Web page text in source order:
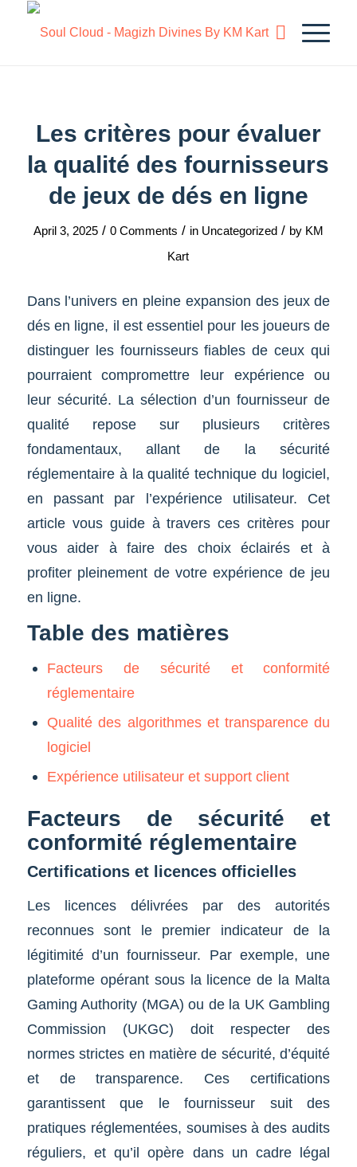
Les critères pour évaluer
la qualité des fournisseurs
de jeux de dés en ligne
April 3, 2025 / 0 Comments / in Uncategorized / by KM
Kart
Dans l’univers en pleine expansion des jeux de
dés en ligne, il est essentiel pour les joueurs de
distinguer les fournisseurs fiables de ceux qui
pourraient compromettre leur expérience ou
leur sécurité. La sélection d’un fournisseur de
qualité repose sur plusieurs critères
fondamentaux, allant de la sécurité
réglementaire à la qualité technique du logiciel,
en passant par l’expérience utilisateur. Cet
article vous guide à travers ces critères pour
vous aider à faire des choix éclairés et à
profiter pleinement de votre expérience de jeu
en ligne.
Table des matières
Facteurs de sécurité et conformité
réglementaire
Qualité des algorithmes et transparence du
logiciel
Expérience utilisateur et support client
Facteurs de sécurité et
conformité réglementaire
Certifications et licences officielles
Les licences délivrées par des autorités
reconnues sont le premier indicateur de la
légitimité d’un fournisseur. Par exemple, une
plateforme opérant sous la licence de la Malta
Gaming Authority (MGA) ou de la UK Gambling
Commission (UKGC) doit respecter des
normes strictes en matière de sécurité, d’équité
et de transparence. Ces certifications
garantissent que le fournisseur suit des
pratiques réglementées, soumises à des audits
réguliers, et qu’il opère dans un cadre légal